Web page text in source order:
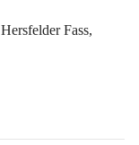
Hersfelder Fass,